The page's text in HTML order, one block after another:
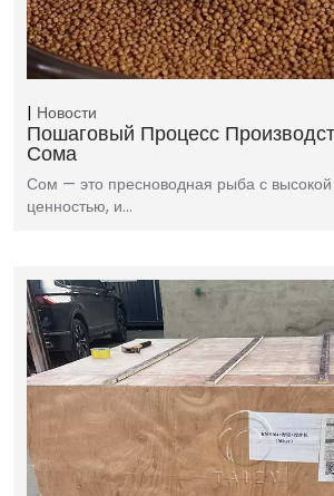
Новости
Пошаговый Процесс
Сома
Сом — это пресноводная рыба с высокой
ценностью, и…